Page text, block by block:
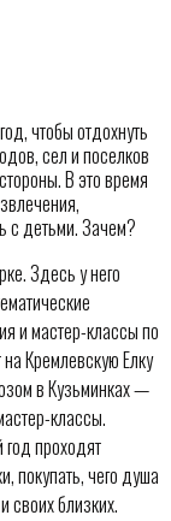
чтобы отдохнуть
сел и поселков
В это время
с детьми. Зачем?
Здесь у него
и мастер-классы по
Кремлевскую Елку
в Кузьминках —
классы.
проходят
покупать, чего душа
своих близких.